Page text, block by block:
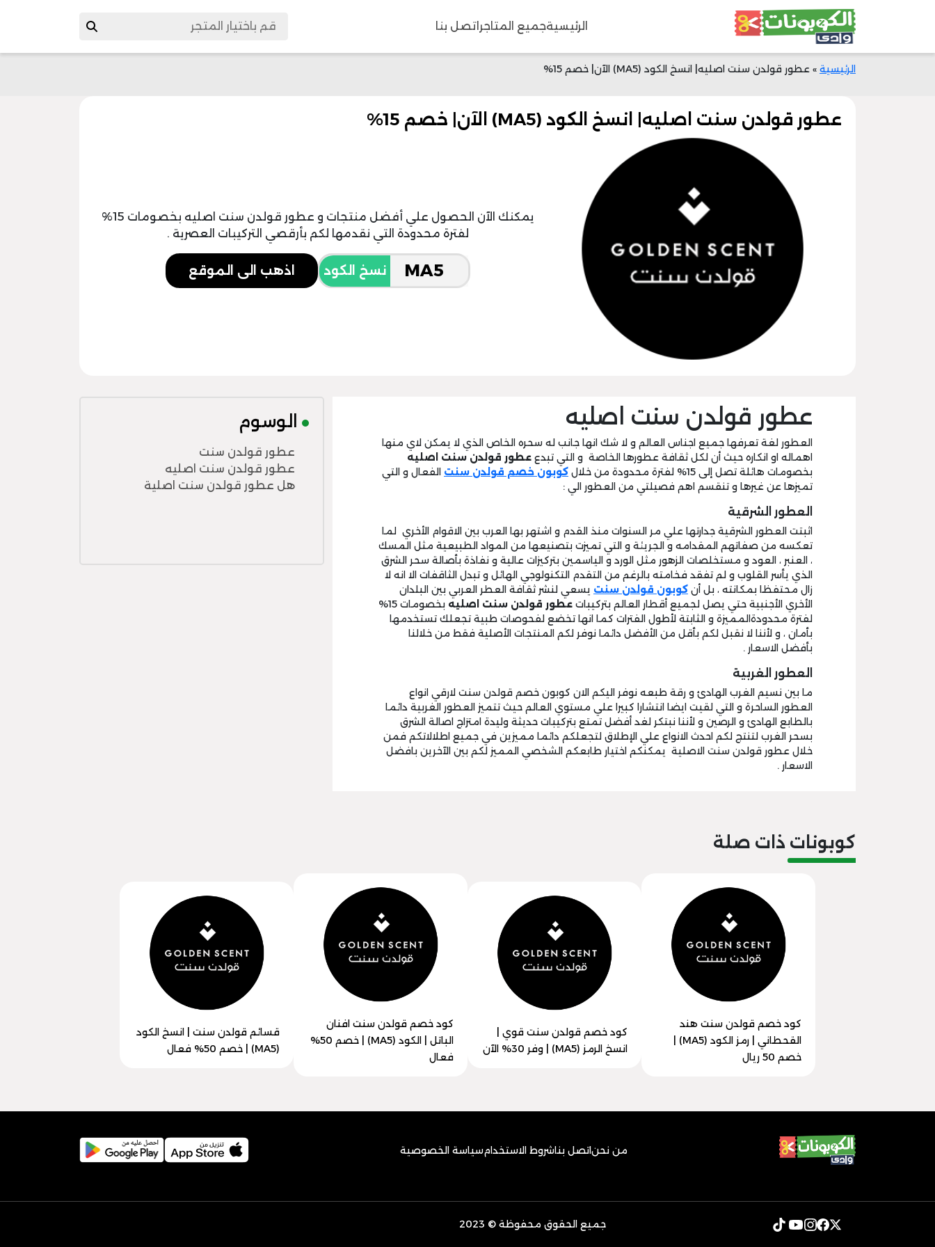
الرئيسيةجميع المتاجر اتصل بنا
الرئيسية » عطور قولدن سنت اصليه| انسخ الكود (MA5) الآن| خصم 15%
عطور قولدن سنت اصليه| انسخ الكود (MA5) الآن| خصم 15%
يمكنك الآن الحصول علي أفضل منتجات و عطور قولدن سنت اصليه بخصومات 15%
لفترة محدودة التي نقدمها لكم بأرقصي التركيبات العصرية .
نسخ الكود اذهب الى الموقع
عطور قولدن سنت اصليه
العطور لغة تعرفها جميع اجناس العالم و لا شك انها جانب له سحره الخاص الذي لا يمكن لاي منها
اهماله او انكاره حيث أن لكل ثقافة عطورها الخاصة و التي تبدع عطور قولدن سنت اصليه
بخصومات هائلة تصل إلى 15% لفترة محدودة من خلال
كوبون خصم قولدن سنت الفعال و التي
تميزها عن غيرها و تنقسم اهم فصيلتي من العطور الي :
العطور الشرقية
اثبتت العطور الشرقية جدارتها علي مر السنوات منذ القدم و اشتهر بها العرب بين الاقوام الأخري لما
تعكسه من صفاتهم المقدامه و الجريئة و التي تميزت بتصنيعها من المواد الطبيعية مثل المسك
، العنبر ، العود و مستخلصات الزهور مثل الورد و الياسمين بتركيزات عالية و نفاذة بأصالة سحر الشرق
الذي يأسر القلوب و لم تفقد فخامته بالرغم من التقدم التكنولوجي الهائل و تبدل الثاقفات الا انه لا
زال محتفظا بمكانته ، بل أن كوبون قولدن سنت يسعي لنشر ثقافة العطر العربي بين البلدان
الأخري الأجنبية حتي يصل لجميع أقطار العالم بتركيبات عطور قولدن سنت اصليه
بخصومات 15%
لفترة محدودةالمميزة و الثابتة لأطول الفترات كما انها تخضع لفحوصات طبية تجعلك تستخدمها
بأمان ، و لأننا لا نقبل لكم بأقل من الأفضل دائما نوفر لكم المنتجات الأصلية فقط من خلالنا
بأفضل الاسعار .
العطور الغربية
ما بين نسيم الغرب الهادئ و رقة طبعه نوفر اليكم الان كوبون خصم قولدن سنت لارقي انواع
العطور الساحرة و التي لقيت ايضا انتشارا كبيرا علي مستوي العالم حيث تتميز العطور الغربية دائما
بالطابع الهادئ و الرصين و لأننا نبتكر لغد أفضل تمتع بتركيبات حديثة وليدة امتزاج اصالة الشرق
بسحر الغرب لتنتج لكم احدث الانواع علي الإطلاق لتجعلكم دائما مميزين في جميع اطلالاتكم فمن
خلال عطور قولدن سنت الاصلية يمكنكم اختيار طابعكم الشخصي المميز لكم بين الآخرين بافضل
الاسعار .
الوسوم
عطور قولدن سنت
عطور قولدن سنت اصليه
هل عطور قولدن سنت اصلية
كوبونات ذات صلة
كود خصم قولدن سنت هند
القحطاني | رمز الكود (MA5) |
خصم 50 ريال
كود خصم قولدن سنت قوي |
انسخ الرمز (MA5) | وفر 30% الآن
كود خصم قولدن سنت افنان
الباتل | الكود (MA5) | خصم 50%
فعال
قسائم قولدن سنت | انسخ الكود
(MA5) | خصم 50% فعال
من نحناتصل بناشروط الاستخدامسياسة الخصوصية
جميع الحقوق محفوظة © 2023